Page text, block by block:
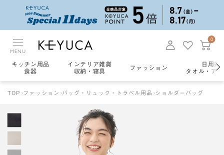
MENU
0
キッチン用品
食器
インテリア雑貨
収納・寝具
ファッション
日用雑
タオル・ア
TOP ファッション バッグ・リュック・トラベル用品 ショルダーバッグ